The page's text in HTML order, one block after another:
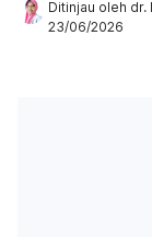
Ditinjau oleh dr.
23/06/2026